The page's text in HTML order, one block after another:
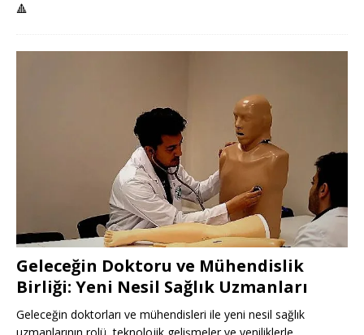
🔺
Geleceğin Doktoru ve Mühendislik
Birliği: Yeni Nesil Sağlık Uzmanları
Geleceğin doktorları ve mühendisleri ile yeni nesil sağlık